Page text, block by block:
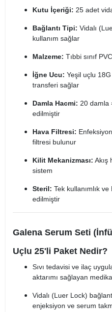
Kutu İçeriği: 25 adet
Bağlantı Tipi: Vidalı
kullanım sağlar
Malzeme: Tıbbi sınıf
İğne Ucu: Yeşil uçlu 18G
transferi sağlar
Damla Hacmi: 20 damla
edilmiştir
Hava Filtresi:
filtresi bulunur
Kilit Mekanizması: Akış
sistem
Steril: Tek kullanımlık
edilmiştir
Galena Serum Seti
Uçlu 25'li Paket Nedir?
Sıvı tedavisi ve ilaç
aktarımı sağlayan
Vidalı (Luer Lock)
enjeksiyon ve serum